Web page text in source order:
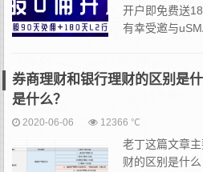
开户即免费送
有幸受邀与
券商理财和银行理财的区别是
是什么？
2020-06-06 12366 ℃
老丁这篇文章
财的区别是什